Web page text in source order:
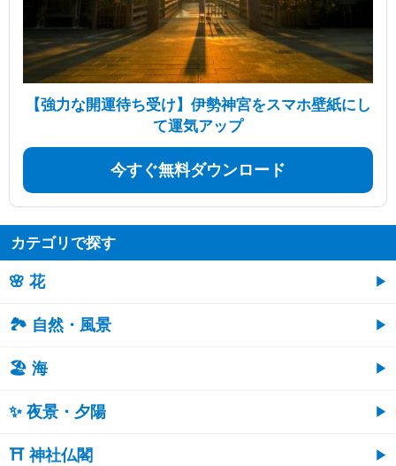
【強力な開運待ち受け】伊勢神宮をスマホ壁紙にし
て運気アップ
今すぐ無料ダウンロード
カテゴリで探す
🌸 花
🏞️ 自然・風景
🏖 海
✨ 夜景・夕陽
⛩ 神社仏閣